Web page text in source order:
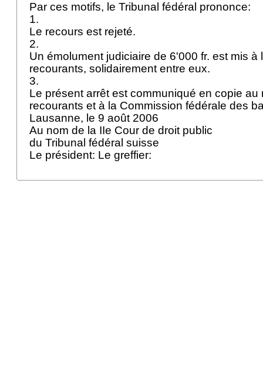
Par ces motifs, le Tribunal fédéral prononce:
1.
Le recours est rejeté.
2.
Un émolument judiciaire de 6'000 fr. est mis à
recourants, solidairement entre eux.
3.
Le présent arrêt est communiqué en copie au
recourants et à la Commission fédérale des
Lausanne, le 9 août 2006
Au nom de la IIe Cour de droit public
du Tribunal fédéral suisse
Le président: Le greffier: